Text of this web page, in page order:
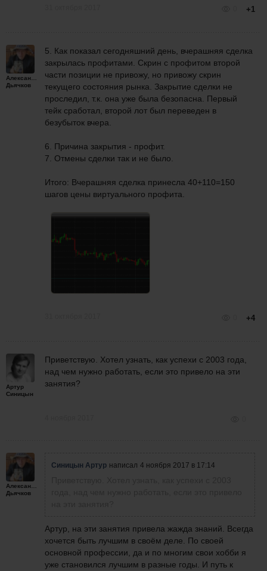
+1
Александр
Дьячков
5. Как показал сегодняшний день, вчерашняя сделка
закрылась профитами. Скрин с профитом второй
части позиции не привожу, но привожу скрин
текущего состояния рынка. Закрытие сделки не
проследил, т.к. она уже была безопасна. Первый
тейк сработал, второй лот был переведен в
безубыток вчера.
6. Причина закрытия - профит.
7. Отмены сделки так и не было.
Итого: Вчерашняя сделка принесла 40+110=150
шагов цены виртуального профита.
+4
Артур
Синицын
Приветствую. Хотел узнать, как успехи с 2003 года,
над чем нужно работать, если это привело на эти
занятия?
Александр
Дьячков
Синицын Артур написал 4 ноября 2017 в 17:14
Артур, на эти занятия привела жажда знаний. Всегда
хочется быть лучшим в своём деле. По своей
основной профессии, да и по многим свои хобби я
уже становился лучшим в разные годы. И путь к